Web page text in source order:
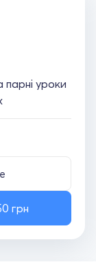
парні уроки
грн